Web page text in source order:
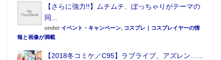
【さらに強力!!】ムチムチ、ぽっちゃりがテーマの
同...
under イベント・キャンペーン, コスプレ｜コスプレイヤーの情
報と画像が満載
【2018冬コミケ／C95】ラブライブ、アズレン…...